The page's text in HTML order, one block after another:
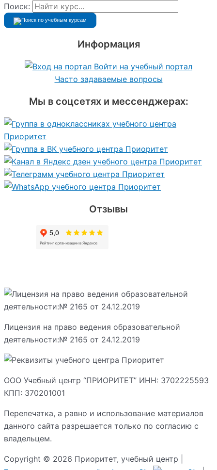
Поиск:
Информация
Войти на учебный портал
Часто задаваемые вопросы
Мы в соцсетях и мессенджерах:
Отзывы
Лицензия на право ведения образовательной
деятельности:№ 2165 от 24.12.2019
ООО Учебный центр “ПРИОРИТЕТ” ИНН: 3702225593
КПП: 370201001
Перепечатка, а равно и использование материалов
данного сайта разрешается только по согласию с
владельцем.
Copyright © 2026 Приоритет, учебный центр |